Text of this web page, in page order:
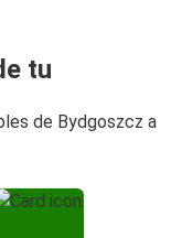
tu
de Bydgoszcz a